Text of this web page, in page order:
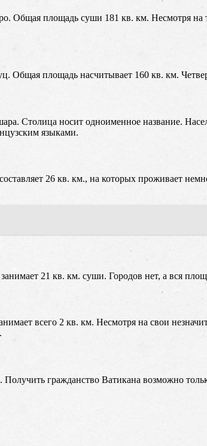
площадь суши 181 кв. км. Несмотря на
Общая площадь насчитывает 160 кв. км.
Столица носит одноименное название.
языками.
26 кв. км., на которых проживает
21 кв. км. суши. Городов нет, а вся
всего 2 кв. км. Несмотря на свои
гражданство Ватикана возможно